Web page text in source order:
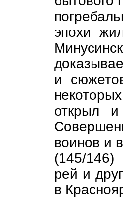
эпохи
и
открыл
воинов и
(145/146)
рей и
в